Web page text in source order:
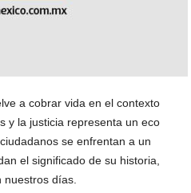
a cobrar vida en el contexto
y la justicia representa un eco
se enfrentan a un
el significado de su historia,
días.